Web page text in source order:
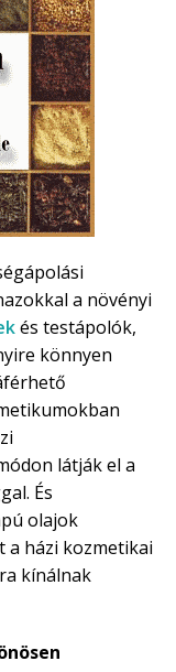
a növényi
és testápolók,
könnyen
látják el a
És
olajok
a házi kozmetikai
kínálnak